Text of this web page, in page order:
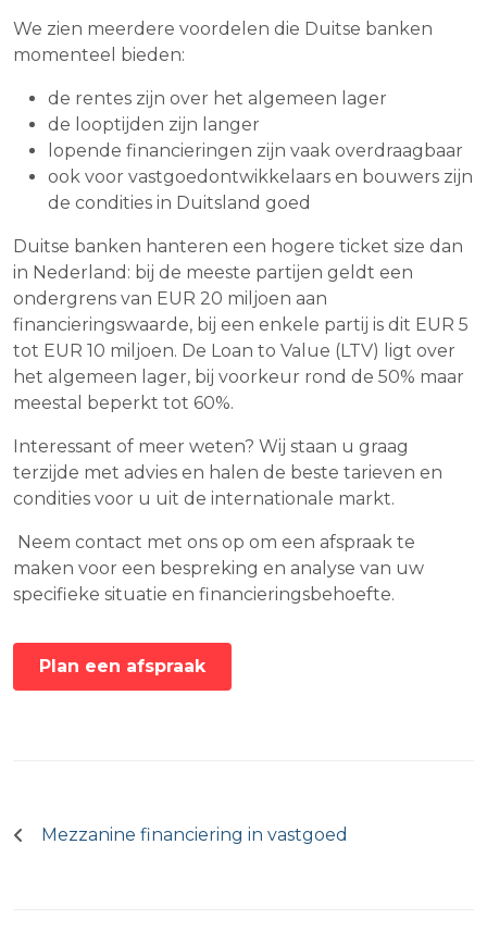
We zien meerdere voordelen die Duitse banken
momenteel bieden:
de rentes zijn over het algemeen lager
de looptijden zijn langer
lopende financieringen zijn vaak overdraagbaar
ook voor vastgoedontwikkelaars en bouwers zijn
de condities in Duitsland goed
Duitse banken hanteren een hogere ticket size dan
in Nederland: bij de meeste partijen geldt een
ondergrens van EUR 20 miljoen aan
financieringswaarde, bij een enkele partij is dit EUR 5
tot EUR 10 miljoen. De Loan to Value (LTV) ligt over
het algemeen lager, bij voorkeur rond de 50% maar
meestal beperkt tot 60%.
Interessant of meer weten? Wij staan u graag
terzijde met advies en halen de beste tarieven en
condities voor u uit de internationale markt.
Neem contact met ons op om een afspraak te
maken voor een bespreking en analyse van uw
specifieke situatie en financieringsbehoefte.
Plan een afspraak
Mezzanine financiering in vastgoed